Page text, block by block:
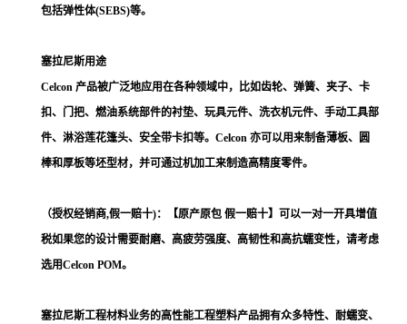
包括弹性体(SEBS)等。
塞拉尼斯用途
Celcon 产品被广泛地应用在各种领域中，比如齿轮、弹簧、夹子、卡
扣、门把、燃油系统部件的衬垫、玩具元件、洗衣机元件、手动工具部
件、淋浴莲花篷头、安全带卡扣等。Celcon 亦可以用来制备薄板、圆
棒和厚板等坯型材，并可通过机加工来制造高精度零件。
（授权经销商,假一赔十)：【原产原包 假一赔十】可以一对一开具增值
税如果您的设计需要耐磨、高疲劳强度、高韧性和高抗蠕变性，请考虑
选用Celcon POM。
塞拉尼斯工程材料业务的高性能工程塑料产品拥有众多特性、耐蠕变、